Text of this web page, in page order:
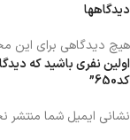
دیدگاهها
هیچ دیدگاهی برای این
اولین نفری باشید که
کد650”
نشانی ایمیل شما منتشر